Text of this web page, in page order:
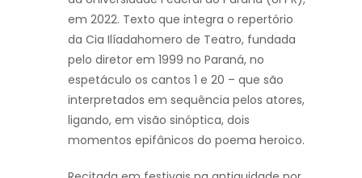
em 2022. Texto que integra o repertório
da Cia Ilíadahomero de Teatro, fundada
pelo diretor em 1999 no Paraná, no
espetáculo os cantos 1 e 20 – que são
interpretados em sequência pelos atores,
ligando, em visão sinóptica, dois
momentos epifânicos do poema heroico.